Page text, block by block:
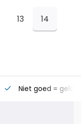
13 14
Niet goed = geld